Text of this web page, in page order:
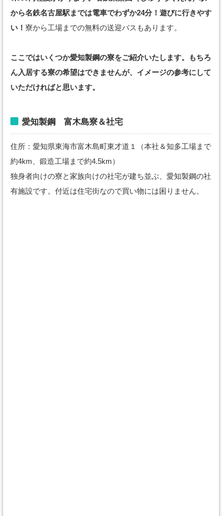
から名鉄名古屋駅までは電車でわずか24分！遊びに行きやす
い！ 寮から工場までの無料の送迎バスもあります。
ここではいくつか愛知製鋼の寮をご紹介いたします。もちろ
ん入居する寮の希望はできませんが、イメージの参考にして
いただければと思います。
愛知製鋼 富木島寮＆社宅
住所：愛知県東海市富木島町東才道１（本社＆知多工場まで
約4km、鍛造工場まで約4.5km）
独身者向けの寮と家族向けの社宅が建ち並ぶ、愛知製鋼の社
有施設です。付近は住宅街なので買い物には困りません。